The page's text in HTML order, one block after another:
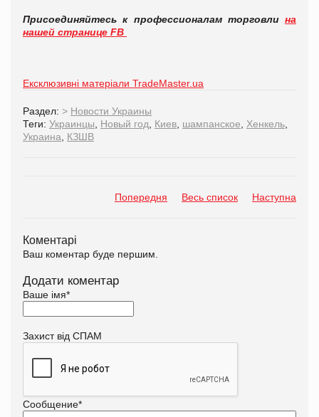
Присоединяйтесь к профессионалам торговли на
нашей странице FB
Ексклюзивні матеріали TradeMaster.ua
Раздел: > Новости Украины
Теги: Украинцы Новый год Киев шампанское Хенкель
Украина
КЗШВ
Попередня Весь список Наступна
Коментарі
Ваш коментар буде першим.
Додати коментар
Ваше імя*
Захист від СПАМ
Сообщение*